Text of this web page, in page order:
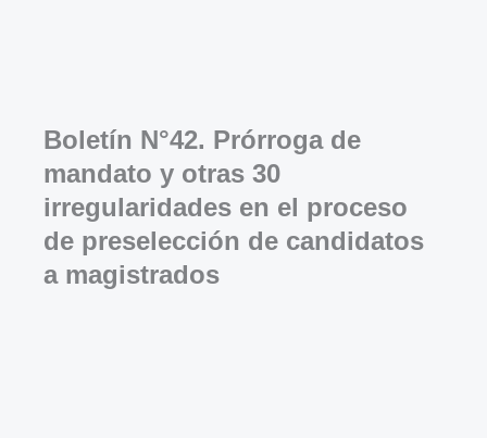
Boletín N°42. Prórroga de
mandato y otras 30
irregularidades en el proceso
de preselección de candidatos
a magistrados